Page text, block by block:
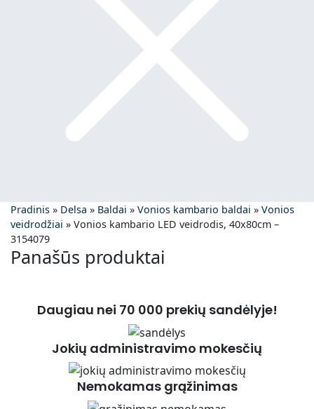
Pradinis » Delsa » Baldai » Vonios kambario baldai » Vonios
veidrodžiai » Vonios kambario LED veidrodis, 40x80cm –
3154079
Panašūs produktai
Daugiau nei 70 000 prekių sandėlyje!
Jokių administravimo mokesčių
Nemokamas grąžinimas